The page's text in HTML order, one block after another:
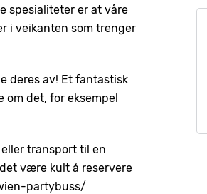
spesialiteter er at våre
i veikanten som trenger
deres av! Et fantastisk
om det, for eksempel
transport til en
være kult å reservere
partybuss/